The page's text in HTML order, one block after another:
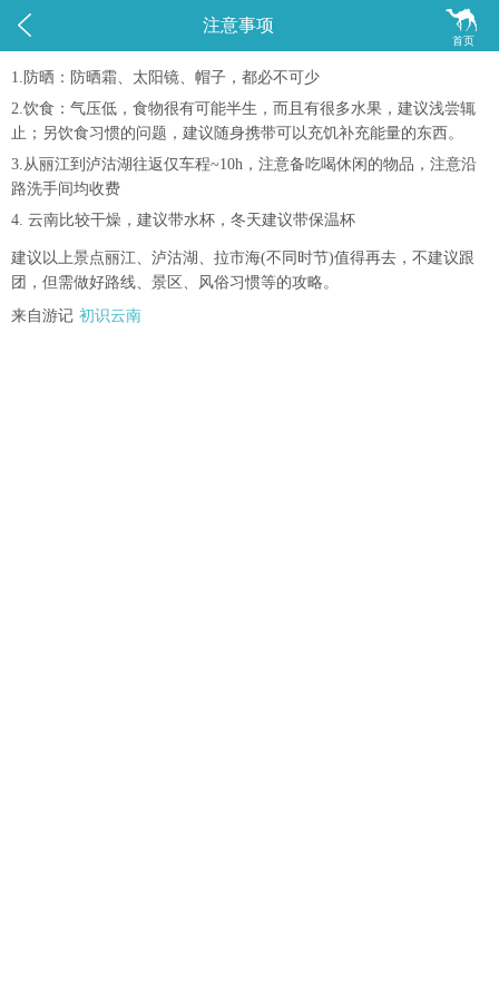
 
首页
注意事项
1.防晒：防晒霜、太阳镜、帽子，都必不可少
2.饮食：气压低，食物很有可能半生，而且有很多水果，建议浅尝辄
止；另饮食习惯的问题，建议随身携带可以充饥补充能量的东西。
3.从丽江到泸沽湖往返仅车程~10h，注意备吃喝休闲的物品，注意沿
路洗手间均收费
4. 云南比较干燥，建议带水杯，冬天建议带保温杯
建议以上景点丽江、泸沽湖、拉市海(不同时节)值得再去，不建议跟
团，但需做好路线、景区、风俗习惯等的攻略。
来自游记 初识云南